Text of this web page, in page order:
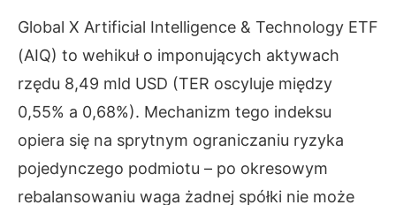
Global X Artificial Intelligence & Technology ETF
(AIQ) to wehikuł o imponujących aktywach
rzędu 8,49 mld USD (TER oscyluje między
0,55% a 0,68%). Mechanizm tego indeksu
opiera się na sprytnym ograniczaniu ryzyka
pojedynczego podmiotu – po okresowym
rebalansowaniu waga żadnej spółki nie może